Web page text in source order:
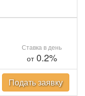
Ставка в день
от0.2%
Подать заявку